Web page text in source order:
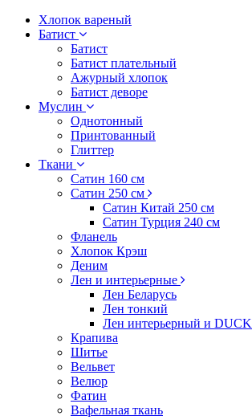
Хлопок вареный
Батист
Батист
Батист плательный
Ажурный хлопок
Батист деворе
Муслин
Однотонный
Принтованный
Глиттер
Ткани
Сатин 160 см
Сатин 250 см
Сатин Китай 250 см
Сатин Турция 240 см
Фланель
Хлопок Крэш
Деним
Лен и интерьерные
Лен Беларусь
Лен тонкий
Лен интерьерный и DUCK
Крапива
Шитье
Вельвет
Велюр
Фатин
Вафельная ткань